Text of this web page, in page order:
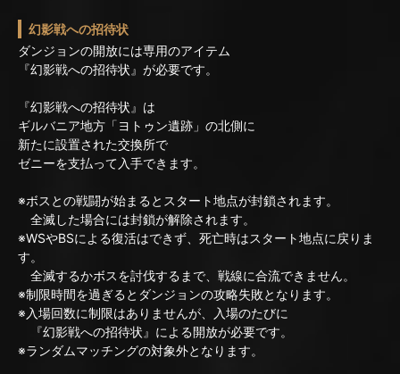
幻影戦への招待状
ダンジョンの開放には専用のアイテム
『幻影戦への招待状』が必要です。
『幻影戦への招待状』は
ギルバニア地方「ヨトゥン遺跡」の北側に
新たに設置された交換所で
ゼニーを支払って入手できます。
※ボスとの戦闘が始まるとスタート地点が封鎖されます。
全滅した場合には封鎖が解除されます。
※WSやBSによる復活はできず、死亡時はスタート地点に戻りま
す。
全滅するかボスを討伐するまで、戦線に合流できません。
※制限時間を過ぎるとダンジョンの攻略失敗となります。
※入場回数に制限はありませんが、入場のたびに
『幻影戦への招待状』による開放が必要です。
※ランダムマッチングの対象外となります。